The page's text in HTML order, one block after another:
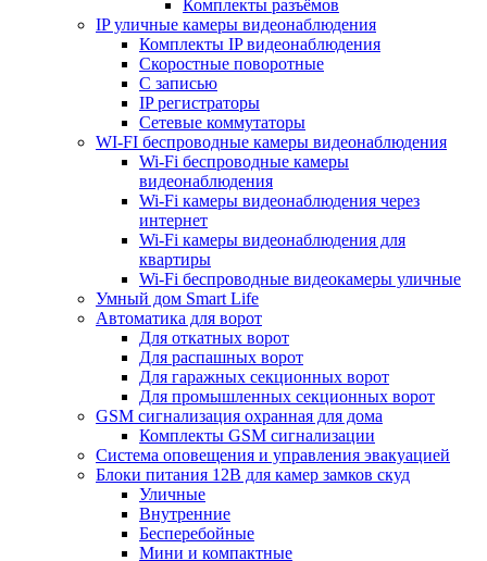
Комплекты разъёмов
IP уличные камеры видеонаблюдения
Комплекты IP видеонаблюдения
Скоростные поворотные
С записью
IP регистраторы
Сетевые коммутаторы
WI-FI беспроводные камеры видеонаблюдения
Wi-Fi беспроводные камеры
видеонаблюдения
Wi-Fi камеры видеонаблюдения через
интернет
Wi-Fi камеры видеонаблюдения для
квартиры
Wi-Fi беспроводные видеокамеры уличные
Умный дом Smart Life
Автоматика для ворот
Для откатных ворот
Для распашных ворот
Для гаражных секционных ворот
Для промышленных секционных ворот
GSM сигнализация охранная для дома
Комплекты GSM сигнализации
Cистема оповещения и управления эвакуацией
Блоки питания 12В для камер замков скуд
Уличные
Внутренние
Бесперебойные
Мини и компактные